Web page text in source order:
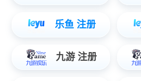
智能型按键面板